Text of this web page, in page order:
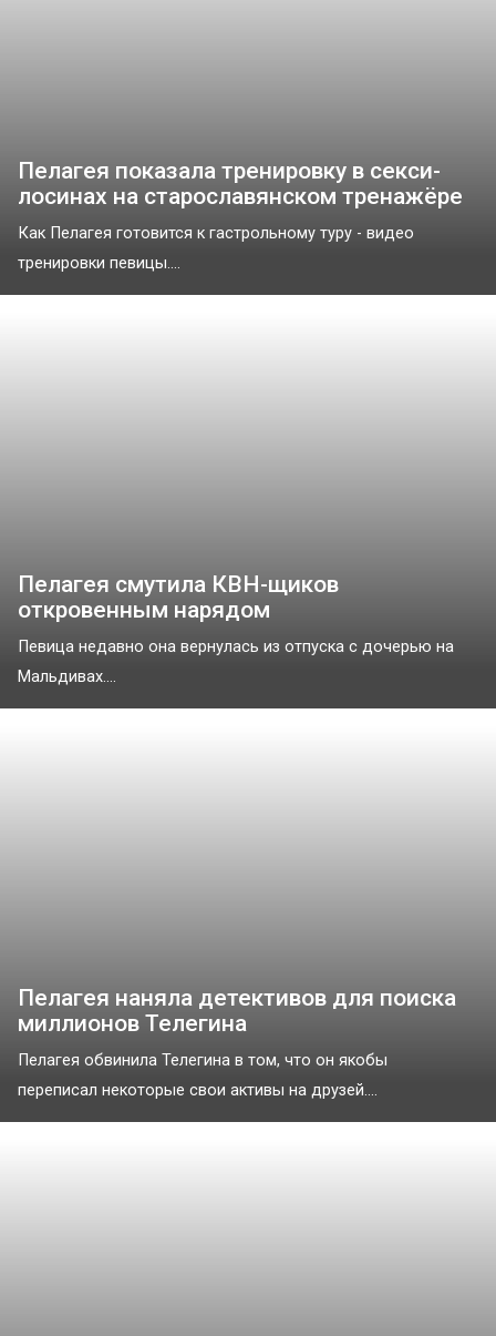
Пелагея показала тренировку в секси-
лосинах на старославянском тренажёре
Как Пелагея готовится к гастрольному туру - видео
тренировки певицы....
Пелагея смутила КВН-щиков
откровенным нарядом
Певица недавно она вернулась из отпуска с дочерью на
Мальдивах....
Пелагея наняла детективов для поиска
миллионов Телегина
Пелагея обвинила Телегина в том, что он якобы
переписал некоторые свои активы на друзей....